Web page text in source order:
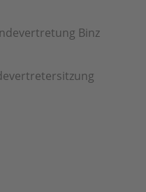
Binz